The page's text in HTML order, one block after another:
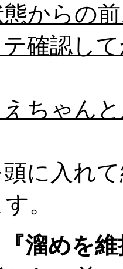
態からの
テ確認し
えちゃん
頭に入れ
。
溜めを